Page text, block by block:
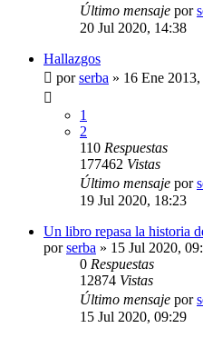
Último mensaje por
20 Jul 2020, 14:38
Hallazgos
porserba » 16 Ene
1
2
110 Respuestas
177462 Vistas
Último mensaje por
19 Jul 2020, 18:23
Un libro repasa la historia
porserba » 15 Jul 2020,
0 Respuestas
12874 Vistas
Último mensaje por
15 Jul 2020, 09:29